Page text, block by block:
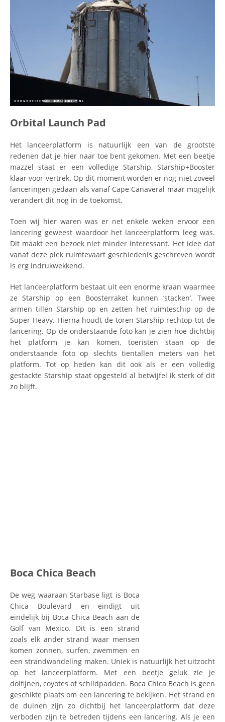
Orbital Launch Pad
Het lanceerplatform is natuurlijk een van de grootste
redenen dat je hier naar toe bent gekomen. Met een beetje
mazzel staat er een volledige Starship, Starship+Booster
klaar voor vertrek. Op dit moment worden er nog niet zoveel
lanceringen gedaan als vanaf Cape Canaveral maar mogelijk
verandert dit nog in de toekomst.
Toen wij hier waren was er net enkele weken ervoor een
lancering geweest waardoor het lanceerplatform leeg was.
Dit maakt een bezoek niet minder interessant. Het idee dat
vanaf deze plek ruimtevaart geschiedenis geschreven wordt
is erg indrukwekkend.
Het lanceerplatform bestaat uit een enorme kraan waarmee
ze Starship op een Boosterraket kunnen ‘stacken’. Twee
armen tillen Starship op en zetten het ruimteschip op de
Super Heavy. Hierna houdt de toren Starship rechtop tot de
lancering. Op de onderstaande foto kan je zien hoe dichtbij
het platform je kan komen, toeristen staan op de
onderstaande foto op slechts tientallen meters van het
platform. Tot op heden kan dit ook als er een volledig
gestackte Starship staat opgesteld al betwijfel ik sterk of dit
zo blijft.
Boca Chica Beach
De weg waaraan Starbase ligt is Boca
Chica Boulevard en eindigt uit
eindelijk bij Boca Chica Beach aan de
Golf van Mexico. Dit is een strand
zoals elk ander strand waar mensen
komen zonnen, surfen, zwemmen en
een strandwandeling maken. Uniek is natuurlijk het uitzocht
op het lanceerplatform. Met een beetje geluk zie je
dolfijnen, coyotes of schildpadden. Boca Chica Beach is geen
geschikte plaats om een lancering te bekijken. Het strand en
de duinen zijn zo dichtbij het lanceerplatform dat deze
verboden zijn te betreden tijdens een lancering. Als je een